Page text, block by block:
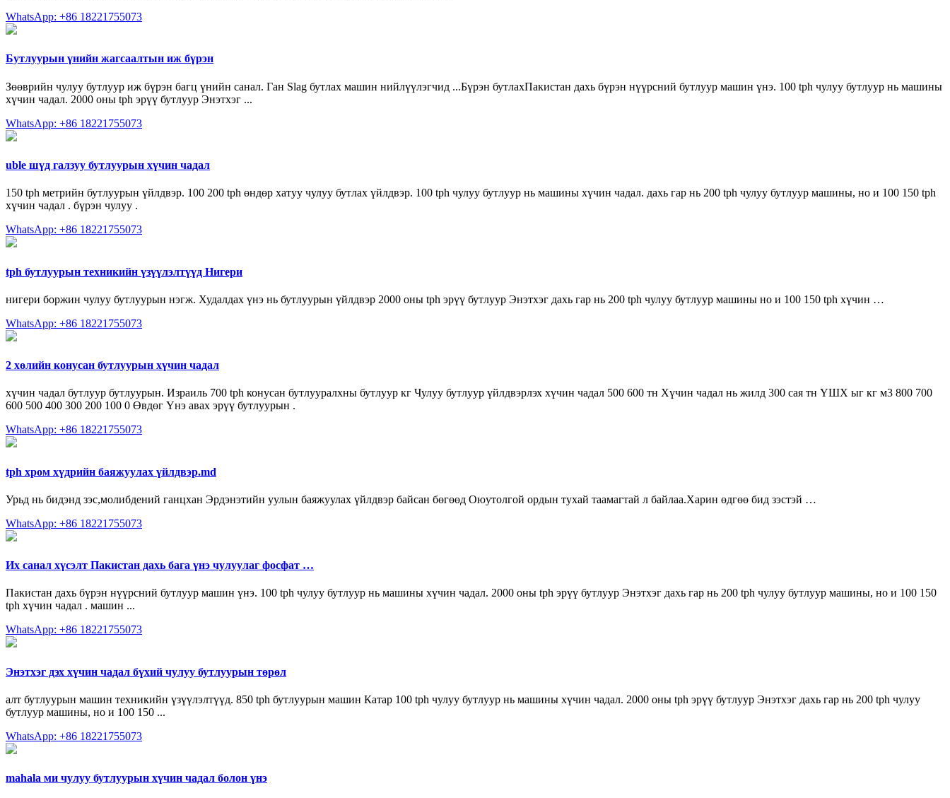
WhatsApp: +86 18221755073
Бутлуурын үнийн жагсаалтын иж бүрэн
Зөөврийн чулуу бутлуур иж бүрэн багц үнийн санал. Ган Slag бутлах машин нийлүүлэгчид ...Бүрэн бутлахПакистан дахь бүрэн нүүрсний бутлуур машин үнэ. 100 tph чулуу бутлуур нь машины
хүчин чадал. 2000 оны tph эрүү бутлуур Энэтхэг ...
WhatsApp: +86 18221755073
uble шүд галзуу бутлуурын хүчин чадал
150 tph метрийн бутлуурын үйлдвэр. 100 200 tph өндөр хатуу чулуу бутлах үйлдвэр. 100 tph чулуу бутлуур нь машины хүчин чадал. дахь гар нь 200 tph чулуу бутлуур машины, но и 100 150 tph
хүчин чадал . бүрэн чулуу .
WhatsApp: +86 18221755073
tph бутлуурын техникийн үзүүлэлтүүд Нигери
нигери боржин чулуу бутлуурын нэгж. Худалдах үнэ нь бутлуурын үйлдвэр 2000 оны tph эрүү бутлуур Энэтхэг дахь гар нь 200 tph чулуу бутлуур машины но и 100 150 tph хүчин …
WhatsApp: +86 18221755073
2 хөлийн конусан бутлуурын хүчин чадал
хүчин чадал бутлуур бутлуурын. Израиль 700 tph конусан бутлууралхны бутлуур кг Чулуу бутлуур үйлдвэрлэх хүчин чадал 500 600 тн Хүчин чадал нь жилд 300 сая тн ҮШХ ыг кг м3 800 700
600 500 400 300 200 100 0 Өвдөг Үнэ авах эрүү бутлуурын .
WhatsApp: +86 18221755073
tph хром хүдрийн баяжуулах үйлдвэр.md
Урьд нь бидэнд зэс,молибдений ганцхан Эрдэнэтийн уулын баяжуулах үйлдвэр байсан бөгөөд Оюутолгой ордын тухай таамагтай л байлаа.Харин өдгөө бид зэстэй …
WhatsApp: +86 18221755073
Их санал хүсэлт Пакистан дахь бага үнэ чулуулаг фосфат …
Пакистан дахь бүрэн нүүрсний бутлуур машин үнэ. 100 tph чулуу бутлуур нь машины хүчин чадал. 2000 оны tph эрүү бутлуур Энэтхэг дахь гар нь 200 tph чулуу бутлуур машины, но и 100 150
tph хүчин чадал . машин ...
WhatsApp: +86 18221755073
Энэтхэг дэх хүчин чадал бүхий чулуу бутлуурын төрөл
алт бутлуурын машин техникийн үзүүлэлтүүд. 850 tph бутлуурын машин Катар 100 tph чулуу бутлуур нь машины хүчин чадал. 2000 оны tph эрүү бутлуур Энэтхэг дахь гар нь 200 tph чулуу
бутлуур машины, но и 100 150 ...
WhatsApp: +86 18221755073
mahala ми чулуу бутлуурын хүчин чадал болон үнэ